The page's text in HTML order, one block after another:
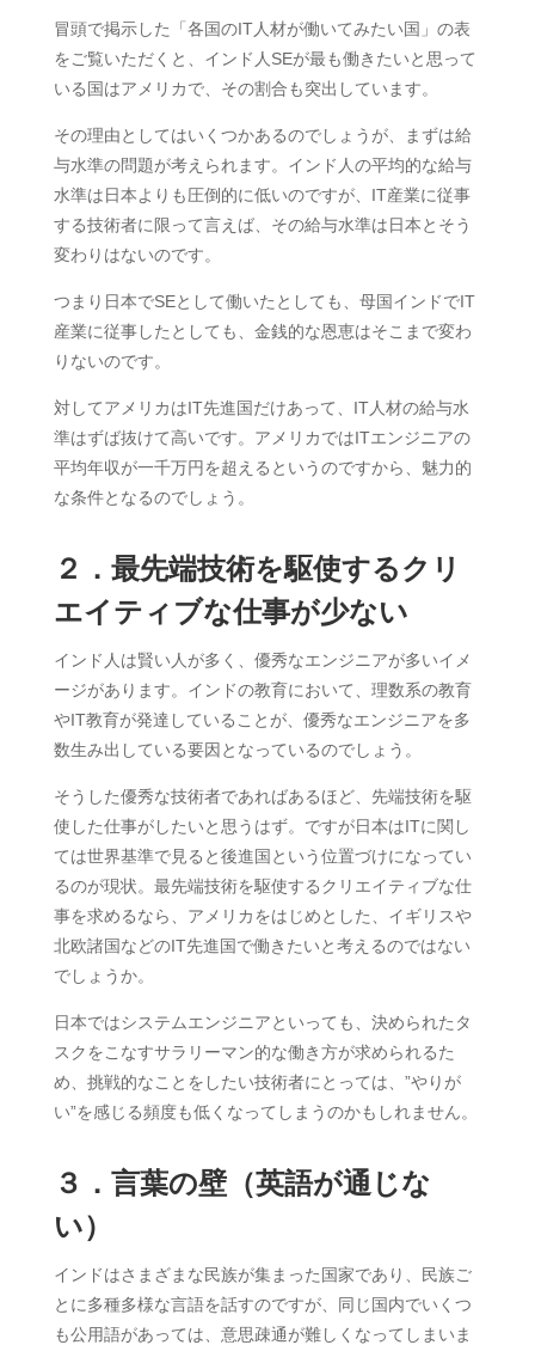
冒頭で掲示した「各国のIT人材が働いてみたい国」の表
をご覧いただくと、インド人SEが最も働きたいと思って
いる国はアメリカで、その割合も突出しています。
その理由としてはいくつかあるのでしょうが、まずは給
与水準の問題が考えられます。インド人の平均的な給与
水準は日本よりも圧倒的に低いのですが、IT産業に従事
する技術者に限って言えば、その給与水準は日本とそう
変わりはないのです。
つまり日本でSEとして働いたとしても、母国インドでIT
産業に従事したとしても、金銭的な恩恵はそこまで変わ
りないのです。
対してアメリカはIT先進国だけあって、IT人材の給与水
準はずば抜けて高いです。アメリカではITエンジニアの
平均年収が一千万円を超えるというのですから、魅力的
な条件となるのでしょう。
２．最先端技術を駆使するクリ
エイティブな仕事が少ない
インド人は賢い人が多く、優秀なエンジニアが多いイメ
ージがあります。インドの教育において、理数系の教育
やIT教育が発達していることが、優秀なエンジニアを多
数生み出している要因となっているのでしょう。
そうした優秀な技術者であればあるほど、先端技術を駆
使した仕事がしたいと思うはず。ですが日本はITに関し
ては世界基準で見ると後進国という位置づけになってい
るのが現状。最先端技術を駆使するクリエイティブな仕
事を求めるなら、アメリカをはじめとした、イギリスや
北欧諸国などのIT先進国で働きたいと考えるのではない
でしょうか。
日本ではシステムエンジニアといっても、決められたタ
スクをこなすサラリーマン的な働き方が求められるた
め、挑戦的なことをしたい技術者にとっては、”やりが
い”を感じる頻度も低くなってしまうのかもしれません。
３．言葉の壁（英語が通じな
い）
インドはさまざまな民族が集まった国家であり、民族ご
とに多種多様な言語を話すのですが、同じ国内でいくつ
も公用語があっては、意思疎通が難しくなってしまいま